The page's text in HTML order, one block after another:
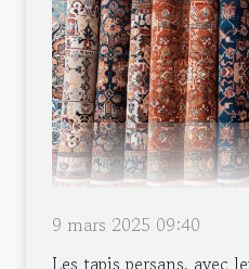
9 mars 2025 09:40